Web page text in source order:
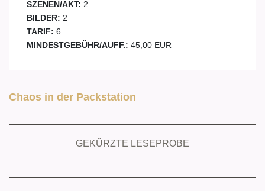
SZENEN/AKT: 2
BILDER: 2
TARIF: 6
MINDESTGEBÜHR/AUFF.: 45,00 EUR
Chaos in der Packstation
GEKÜRZTE LESEPROBE